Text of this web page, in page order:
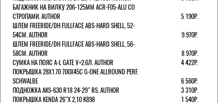
БАГАЖНИК НА ВИЛКУ 206-125ММ ACR-F05-ALU СО
СТРОПАМИ. AUTHOR
5 190Р.
ШЛЕМ FREERIDE/DH FULLFACE ABS-HARD SHELL, 52-
54СМ. AUTHOR
9 970Р.
ШЛЕМ FREERIDE/DH FULLFACE ABS-HARD SHELL, 56-
58СМ. AUTHOR
8 970Р.
СУМКА НА ПОЯС A-L GATE V=2.6Л. AUTHOR
4 422Р.
ПОКРЫШКА 28X1.70 700X45C G-ONE ALLROUND PERF.
SCHWALBE
6 560Р.
ПОДНОЖКА AKS-630 R18 24-29" RS. AUTHOR
3 310Р.
ПОКРЫШКА KENDA 26"Х 2,10 K898
1 540Р.